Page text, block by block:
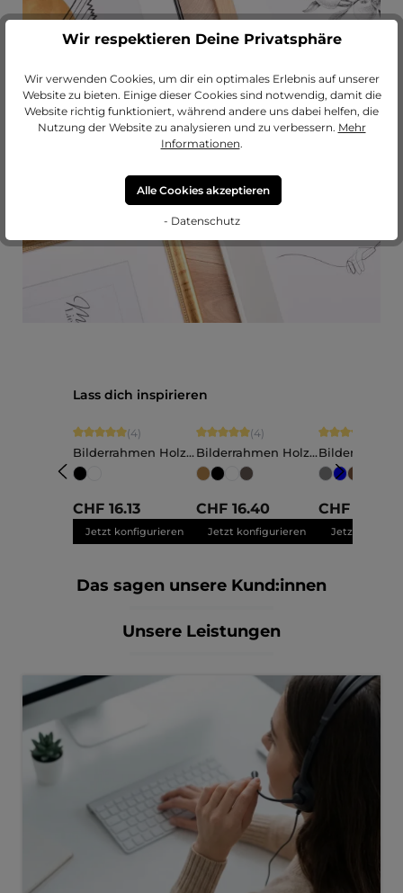
Passendes Passepartout?
Erweitere deinen Rahmen mit einem
hochwertigen Passepartout von
MeinLieblingsrahmen.
zu unseren Passepartouts
Produktgalerie überspringen
Lass dich inspirieren
Durchschnittliche Bewertung von 5 von 5 Sternen
(4)
Bilderrahmen Holz
Charlotte
Maßanfertigung
CHF 16.13
Jetzt konfigurieren
Durchschnittliche Bewertung von 5
(4)
Bilderrahmen Holz
Elva
Maßanfertigung
CHF 16.40
Jetzt konfigurieren
Nele
CHF 13.79
Jetzt
Das sagen unsere Kund:innen
Unsere Leistungen
Wir respektieren Deine Privatsphäre
Wir verwenden Cookies, um dir ein optimales Erlebnis auf unserer
Website zu bieten. Einige dieser Cookies sind notwendig, damit die
Website richtig funktioniert, während andere uns dabei helfen, die
Nutzung der Website zu analysieren und zu verbessern. Mehr
Informationen.
Alle Cookies akzeptieren
- Datenschutz